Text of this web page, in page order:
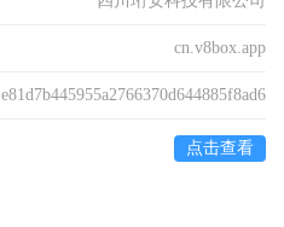
cn.v8box.app
e81d7b445955a2766370d644885f8ad6
点击查看